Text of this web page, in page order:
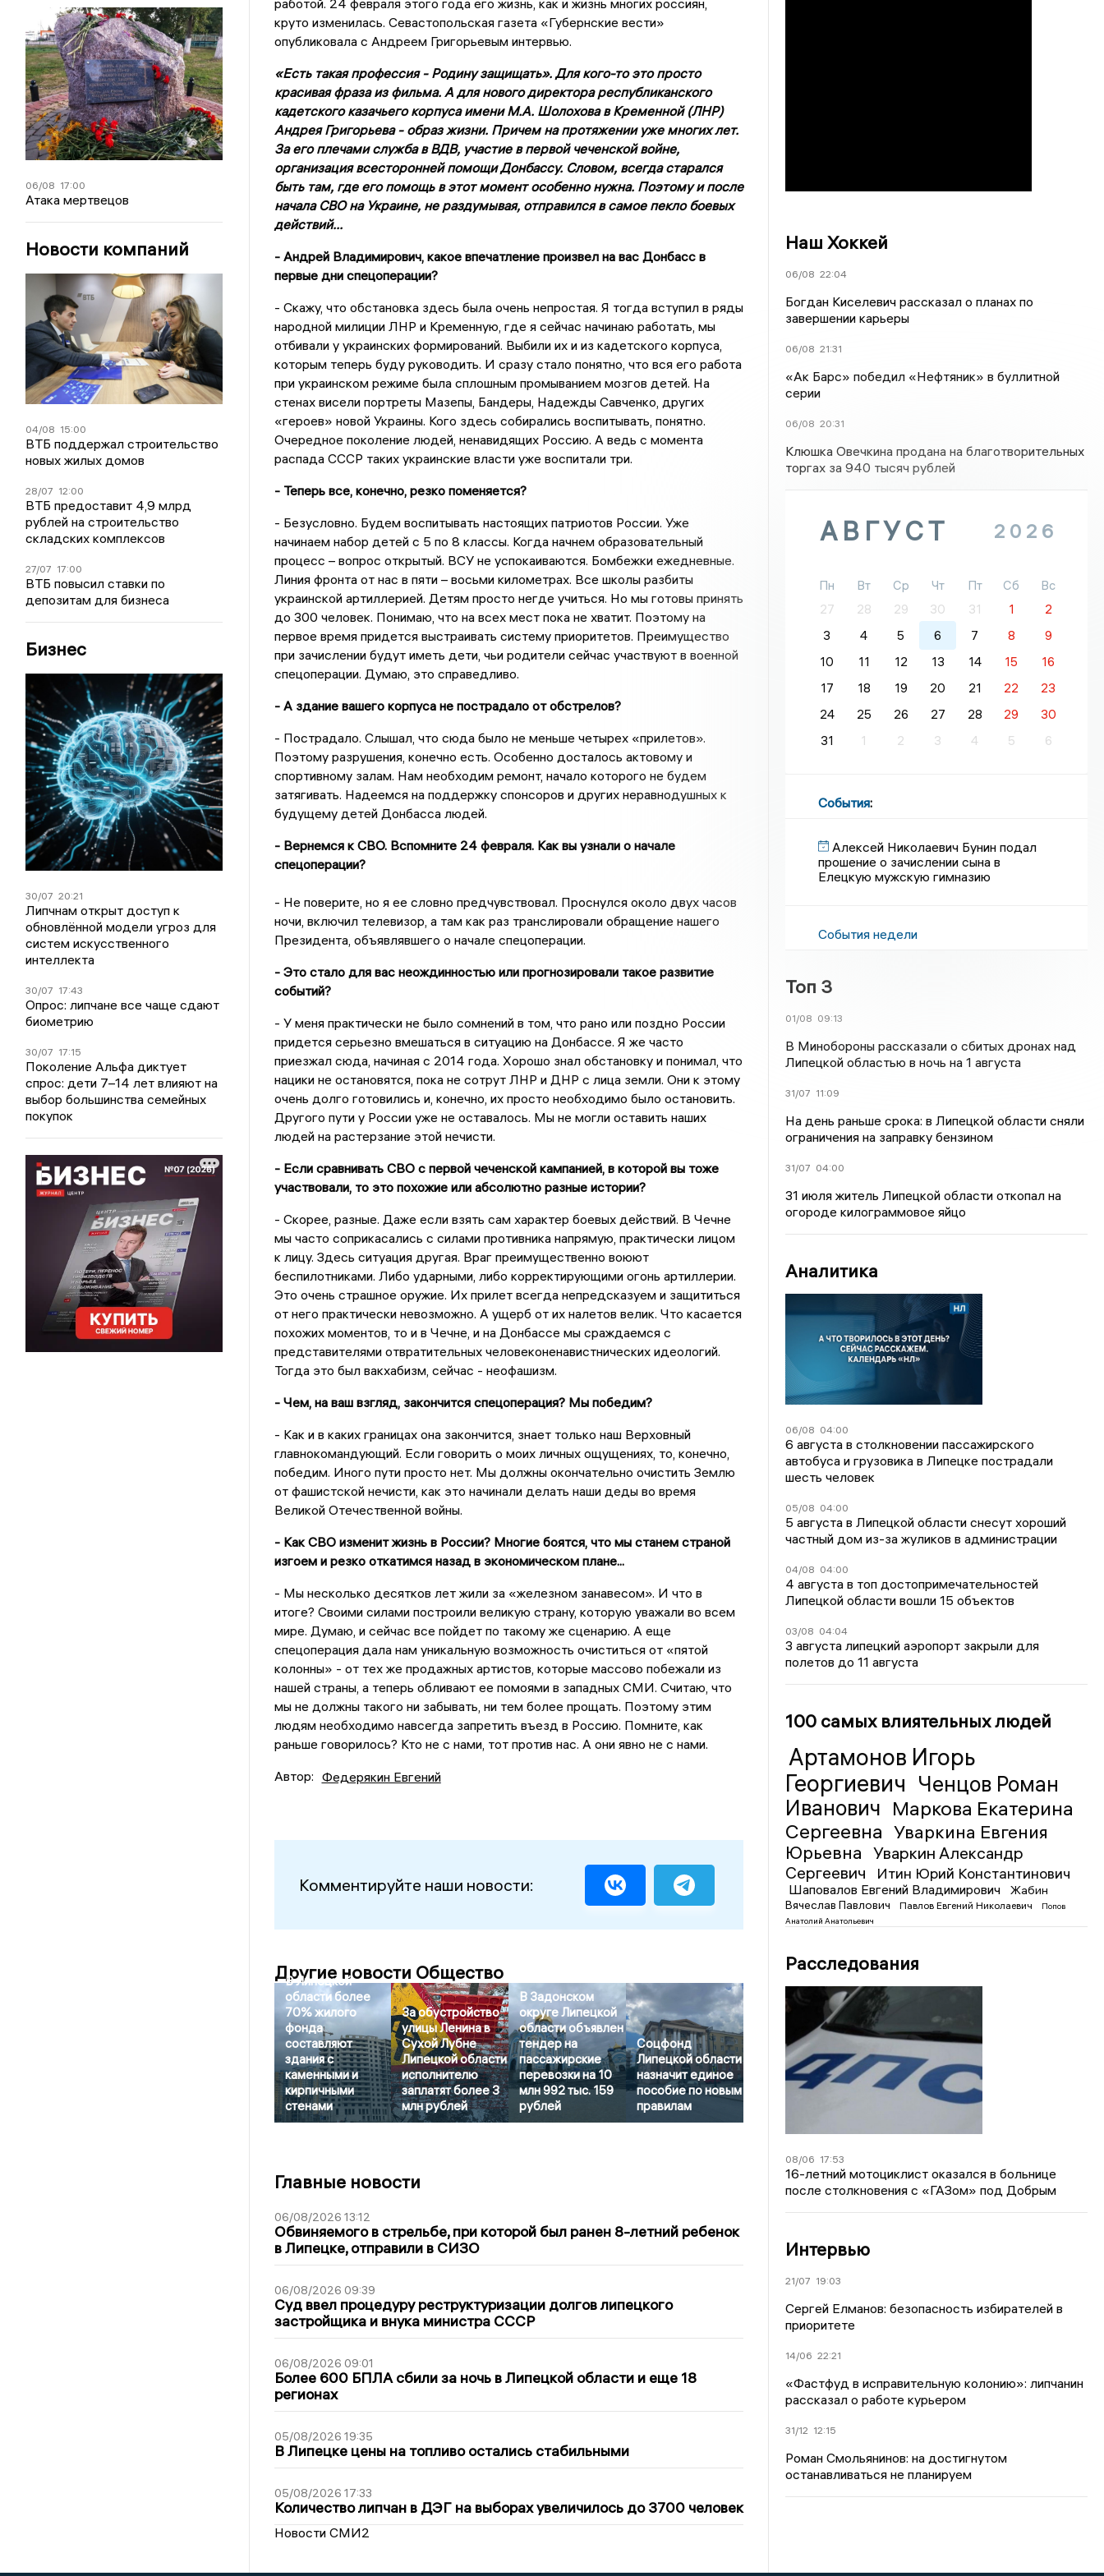
06/08 17:00
Атака мертвецов
Новости компаний
04/08 15:00
ВТБ поддержал строительство
новых жилых домов
28/07 12:00
ВТБ предоставит 4,9 млрд
рублей на строительство
складских комплексов
27/07 17:00
ВТБ повысил ставки по
депозитам для бизнеса
Бизнес
30/07 20:21
Липчнам открыт доступ к
обновлённой модели угроз для
систем искусственного
интеллекта
30/07 17:43
Опрос: липчане все чаще сдают
биометрию
30/07 17:15
Поколение Альфа диктует
спрос: дети 7–14 лет влияют на
выбор большинства семейных
покупок
работой. 24 февраля этого года его жизнь, как и жизнь многих россиян,
круто изменилась. Севастопольская газета «Губернские вести»
опубликовала с Андреем Григорьевым интервью.
«Есть такая профессия - Родину защищать». Для кого-то это просто
красивая фраза из фильма. А для нового директора республиканского
кадетского казачьего корпуса имени М.А. Шолохова в Кременной (ЛНР)
Андрея Григорьева - образ жизни. Причем на протяжении уже многих лет.
За его плечами служба в ВДВ, участие в первой чеченской войне,
организация всесторонней помощи Донбассу. Словом, всегда старался
быть там, где его помощь в этот момент особенно нужна. Поэтому и после
начала СВО на Украине, не раздумывая, отправился в самое пекло боевых
действий...
- Андрей Владимирович, какое впечатление произвел на вас Донбасс в
первые дни спецоперации?
- Скажу, что обстановка здесь была очень непростая. Я тогда вступил в ряды
народной милиции ЛНР и Кременную, где я сейчас начинаю работать, мы
отбивали у украинских формирований. Выбили их и из кадетского корпуса,
которым теперь буду руководить. И сразу стало понятно, что вся его работа
при украинском режиме была сплошным промыванием мозгов детей. На
стенах висели портреты Мазепы, Бандеры, Надежды Савченко, других
«героев» новой Украины. Кого здесь собирались воспитывать, понятно.
Очередное поколение людей, ненавидящих Россию. А ведь с момента
распада СССР таких украинские власти уже воспитали три.
- Теперь все, конечно, резко поменяется?
- Безусловно. Будем воспитывать настоящих патриотов России. Уже
начинаем набор детей с 5 по 8 классы. Когда начнем образовательный
процесс – вопрос открытый. ВСУ не успокаиваются. Бомбежки ежедневные.
Линия фронта от нас в пяти – восьми километрах. Все школы разбиты
украинской артиллерией. Детям просто негде учиться. Но мы готовы принять
до 300 человек. Понимаю, что на всех мест пока не хватит. Поэтому на
первое время придется выстраивать систему приоритетов. Преимущество
при зачислении будут иметь дети, чьи родители сейчас участвуют в военной
спецоперации. Думаю, это справедливо.
- А здание вашего корпуса не пострадало от обстрелов?
- Пострадало. Слышал, что сюда было не меньше четырех «прилетов».
Поэтому разрушения, конечно есть. Особенно досталось актовому и
спортивному залам. Нам необходим ремонт, начало которого не будем
затягивать. Надеемся на поддержку спонсоров и других неравнодушных к
будущему детей Донбасса людей.
- Вернемся к СВО. Вспомните 24 февраля. Как вы узнали о начале
спецоперации?
- Не поверите, но я ее словно предчувствовал. Проснулся около двух часов
ночи, включил телевизор, а там как раз транслировали обращение нашего
Президента, объявлявшего о начале спецоперации.
- Это стало для вас неождинностью или прогнозировали такое развитие
событий?
- У меня практически не было сомнений в том, что рано или поздно России
придется серьезно вмешаться в ситуацию на Донбассе. Я же часто
приезжал сюда, начиная с 2014 года. Хорошо знал обстановку и понимал, что
нацики не остановятся, пока не сотрут ЛНР и ДНР с лица земли. Они к этому
очень долго готовились и, конечно, их просто необходимо было остановить.
Другого пути у России уже не оставалось. Мы не могли оставить наших
людей на растерзание этой нечисти.
- Если сравнивать СВО с первой чеченской кампанией, в которой вы тоже
участвовали, то это похожие или абсолютно разные истории?
- Скорее, разные. Даже если взять сам характер боевых действий. В Чечне
мы часто соприкасались с силами противника напрямую, практически лицом
к лицу. Здесь ситуация другая. Враг преимущественно воюют
беспилотниками. Либо ударными, либо корректирующими огонь артиллерии.
Это очень страшное оружие. Их прилет всегда непредсказуем и защититься
от него практически невозможно. А ущерб от их налетов велик. Что касается
похожих моментов, то и в Чечне, и на Донбассе мы сраждаемся с
представителями отвратительных человеконенавистнических идеологий.
Тогда это был вакхабизм, сейчас - неофашизм.
- Чем, на ваш взгляд, закончится спецоперация? Мы победим?
- Как и в каких границах она закончится, знает только наш Верховный
главнокомандующий. Если говорить о моих личных ощущениях, то, конечно,
победим. Иного пути просто нет. Мы должны окончательно очистить Землю
от фашистской нечисти, как это начинали делать наши деды во время
Великой Отечественной войны.
- Как СВО изменит жизнь в России? Многие боятся, что мы станем страной
изгоем и резко откатимся назад в экономическом плане...
- Мы несколько десятков лет жили за «железном занавесом». И что в
итоге? Своими силами построили великую страну, которую уважали во всем
мире. Думаю, и сейчас все пойдет по такому же сценарию. А еще
спецоперация дала нам уникальную возможность очиститься от «пятой
колонны» - от тех же продажных артистов, которые массово побежали из
нашей страны, а теперь обливают ее помоями в западных СМИ. Считаю, что
мы не должны такого ни забывать, ни тем более прощать. Поэтому этим
людям необходимо навсегда запретить въезд в Россию. Помните, как
раньше говорилось? Кто не с нами, тот против нас. А они явно не с нами.
Автор: Федерякин Евгений
Комментируйте наши новости:
Другие новости Общество
В Липецкой
области более
70% жилого
фонда
составляют
здания с
каменными и
кирпичными
стенами
За обустройство
улицы Ленина в
Сухой Лубне
Липецкой области
исполнителю
заплатят более 3
млн рублей
В Задонском
округе Липецкой
области объявлен
тендер на
пассажирские
перевозки на 10
млн 992 тыс. 159
рублей
Соцфонд
Липецкой области
назначит единое
пособие по новым
правилам
Главные новости
06/08/2026 13:12
Обвиняемого в стрельбе, при которой был ранен 8-летний ребенок
в Липецке, отправили в СИЗО
06/08/2026 09:39
Суд ввел процедуру реструктуризации долгов липецкого
застройщика и внука министра СССР
06/08/2026 09:01
Более 600 БПЛА сбили за ночь в Липецкой области и еще 18
регионах
05/08/2026 19:35
В Липецке цены на топливо остались стабильными
05/08/2026 17:33
Количество липчан в ДЭГ на выборах увеличилось до 3700 человек
Новости СМИ2
Наш Хоккей
06/08 22:04
Богдан Киселевич рассказал о планах по
завершении карьеры
06/08 21:31
«Ак Барс» победил «Нефтяник» в буллитной
серии
06/08 20:31
Клюшка Овечкина продана на благотворительных
торгах за 940 тысяч рублей
АВГУСТ 2026
Пн Вт Ср Чт Пт Сб
Вс
27
28 29 30 31 1
2
3
4 5 6 7 8
9
10
11 12 13 14 15
16
17
18 19 20 21 22
23
24
25 26 27 28 29
30
31
1 2 3 4 5 6
События:
Алексей Николаевич Бунин подал
прошение о зачислении сына в
Елецкую мужскую гимназию
События недели
Топ 3
01/08 09:13
В Минобороны рассказали о сбитых дронах над
Липецкой областью в ночь на 1 августа
31/07 11:09
На день раньше срока: в Липецкой области сняли
ограничения на заправку бензином
31/07 04:00
31 июля житель Липецкой области откопал на
огороде килограммовое яйцо
Аналитика
06/08 04:00
6 августа в столкновении пассажирского
автобуса и грузовика в Липецке пострадали
шесть человек
05/08 04:00
5 августа в Липецкой области снесут хороший
частный дом из-за жуликов в администрации
04/08 04:00
4 августа в топ достопримечательностей
Липецкой области вошли 15 объектов
03/08 04:04
3 августа липецкий аэропорт закрыли для
полетов до 11 августа
100 самых влиятельных людей
Артамонов Игорь
Георгиевич Ченцов Роман
Иванович Маркова Екатерина
Сергеевна Уваркина Евгения
Юрьевна
Уваркин Александр
Сергеевич
Итин Юрий Константинович
Шаповалов Евгений Владимирович
Жабин
Вячеслав Павлович
Павлов Евгений Николаевич
Попов
Анатолий Анатольевич
Расследования
08/06 17:53
16-летний мотоциклист оказался в больнице
после столкновения с «ГАЗом» под Добрым
Интервью
21/07 19:03
Сергей Елманов: безопасность избирателей в
приоритете
14/06 22:21
«Фастфуд в исправительную колонию»: липчанин
рассказал о работе курьером
31/12 12:15
Роман Смольянинов: на достигнутом
останавливаться не планируем